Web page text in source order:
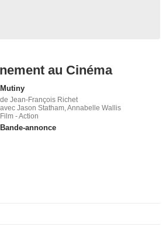
au Cinéma
Mutiny
de Jean-François Richet
avec Jason Statham, Annabelle Wallis
Film - Action
Bande-annonce